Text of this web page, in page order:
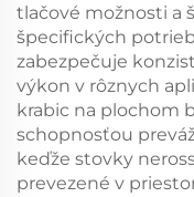
tlačové možnosti a
špecifických
zabezpečuje
výkon v rôznych
krabic na plochom
schopnosťou
keďže stovky
prevezené v